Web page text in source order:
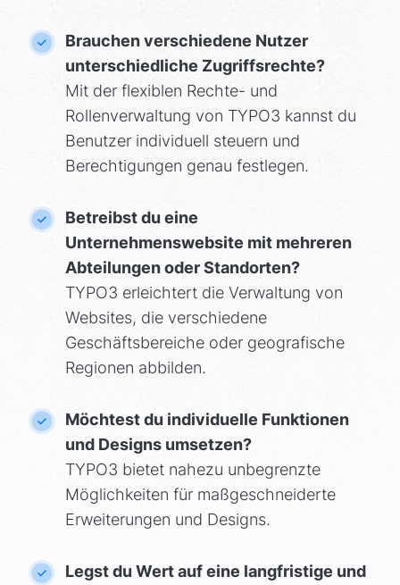
Brauchen verschiedene Nutzer
unterschiedliche Zugriffsrechte?
Mit der flexiblen Rechte- und
Rollenverwaltung von TYPO3 kannst du
Benutzer individuell steuern und
Berechtigungen genau festlegen.
Betreibst du eine
Unternehmenswebsite mit mehreren
Abteilungen oder Standorten?
TYPO3 erleichtert die Verwaltung von
Websites, die verschiedene
Geschäftsbereiche oder geografische
Regionen abbilden.
Möchtest du individuelle Funktionen
und Designs umsetzen?
TYPO3 bietet nahezu unbegrenzte
Möglichkeiten für maßgeschneiderte
Erweiterungen und Designs.
Legst du Wert auf eine langfristige und